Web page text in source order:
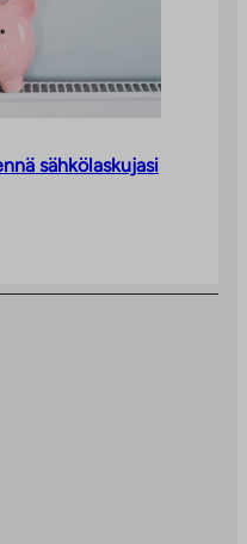
sähkölaskujasi